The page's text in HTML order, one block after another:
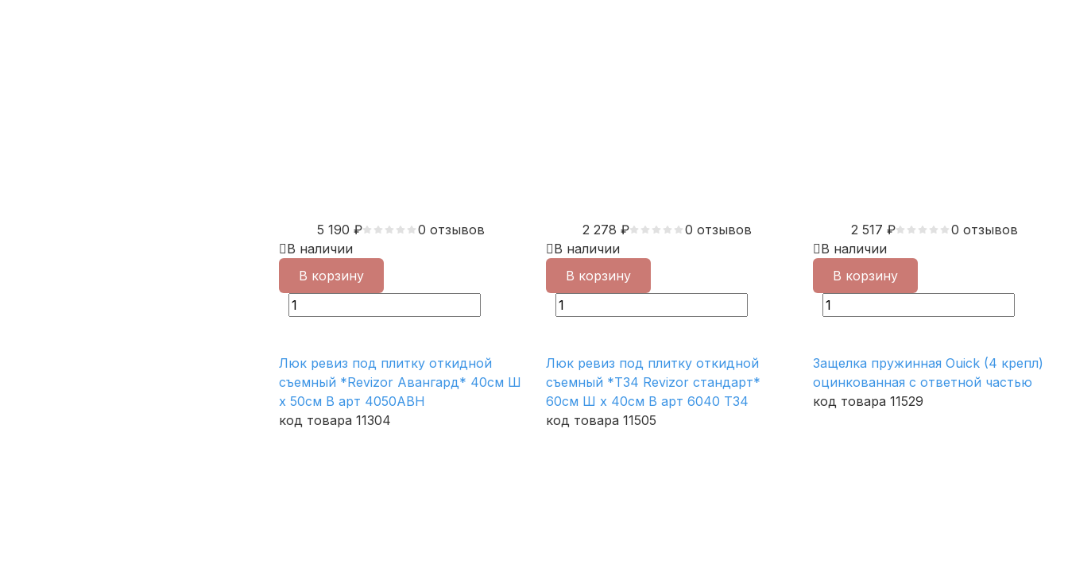
5 190 ₽
0 отзывов
В наличии
В корзину
2 278 ₽
0 отзывов
В наличии
В корзину
2 517 ₽
0 отзывов
В наличии
В корзину
Люк ревиз под плитку откидной
съемный *Revizor Авангард* 40см Ш
х 50см В арт 4050АВН
код товара 11304
Люк ревиз под плитку откидной
съемный *Т34 Revizor стандарт*
60см Ш х 40см В арт 6040 Т34
код товара 11505
Защелка пружинная Ouick (4 крепл)
оцинкованная с ответной частью
код товара 11529